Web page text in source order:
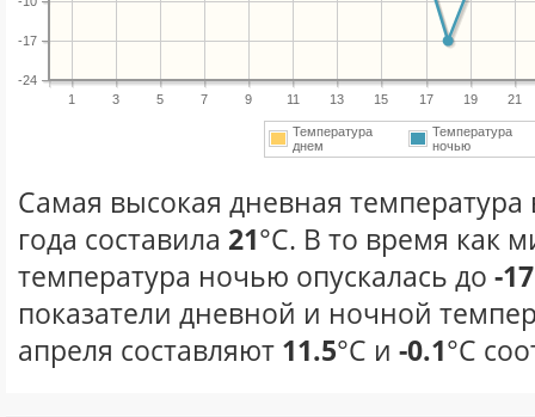
1 3 5 7 9 11 13 15 17 19 21
-24
-17
Температура
днем
Температура
ночью
Самая высокая дневная температура
года составила 21°С. В то время как
температура ночью опускалась до -17
показатели дневной и ночной
апреля составляют 11.5°С и -0.1°С